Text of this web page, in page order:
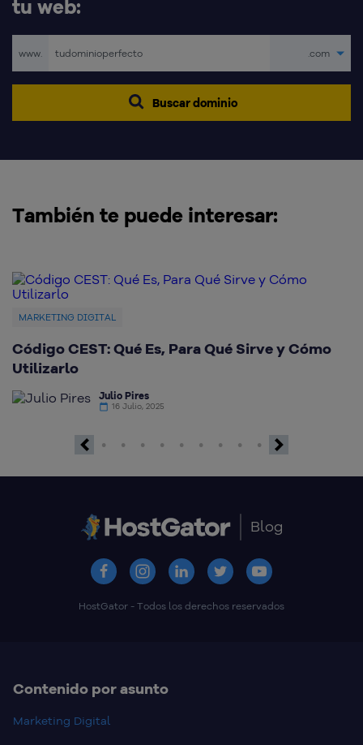
tu web:
www. .com
Buscar dominio
También te puede interesar:
MARKETING DIGITAL
Código CEST: Qué Es, Para Qué Sirve y Cómo
Utilizarlo
Julio Pires
16 Julio, 2025
Blog
HostGator - Todos los derechos reservados
Contenido por asunto
Marketing Digital